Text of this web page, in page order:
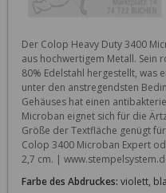
Der Colop Heavy Duty 3400
aus hochwertigem Metall. Sein
80% Edelstahl hergestellt, was
unter den anstregendsten
Gehäuses hat einen
Microban eignet sich für die
Größe der Textfläche genügt
Colop 3400 Microban Expert
2,7 cm. |
Farbe des Abdruckes: violett,